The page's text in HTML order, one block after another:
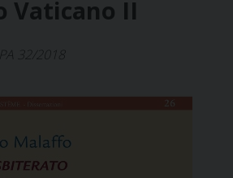
Vaticano II
32/2018